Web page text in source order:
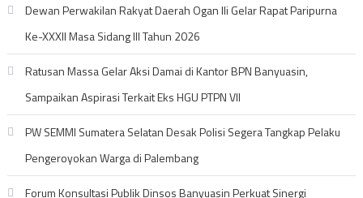
Dewan Perwakilan Rakyat Daerah Ogan Ili Gelar Rapat Paripurna
Ke-XXXII Masa Sidang III Tahun 2026
Ratusan Massa Gelar Aksi Damai di Kantor BPN Banyuasin,
Sampaikan Aspirasi Terkait Eks HGU PTPN VII
PW SEMMI Sumatera Selatan Desak Polisi Segera Tangkap Pelaku
Pengeroyokan Warga di Palembang
Forum Konsultasi Publik Dinsos Banyuasin Perkuat Sinergi